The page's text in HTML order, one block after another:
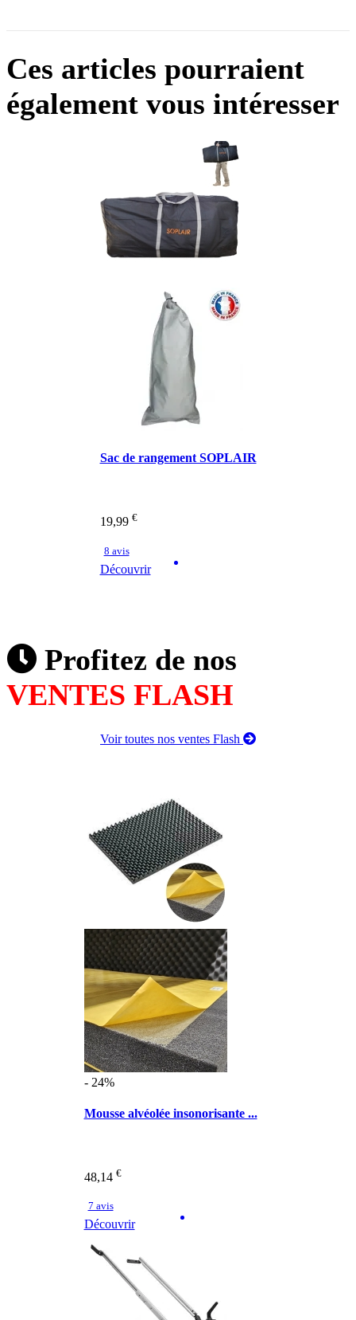
Ces articles pourraient
également vous intéresser
Sac de rangement SOPLAIR
19,99 €
8 avis
Découvrir
Profitez de nos
VENTES FLASH
Voir toutes nos ventes Flash
- 24%
Mousse alvéolée insonorisante ...
48,14 €
7 avis
Découvrir